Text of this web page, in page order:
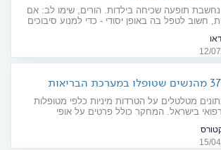
תופעה שכיחה בילדות. הורים, שימו לב: אם
חשוב לטפל בה באופן יסודי - כדי למנוע סיבוכים
מחקר מדאיג: 37% מהנשים שטופלו במערכת הבריאות
מינית
מטלטלים על הטרדות מיניות כלפי מטופלות
בישראל. המחקר כולל פרטים על אופי